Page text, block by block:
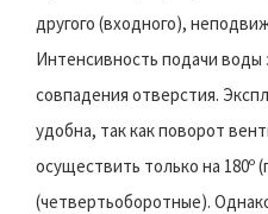
другого (входного),
Интенсивность подачи воды
совпадения отверстия.
удобна, так как поворот
осуществить только на 180º
(четвертьоборотные).